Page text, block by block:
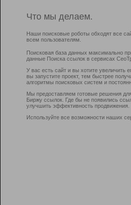
Что мы делаем.
Наши поисковые роботы обходят все
всем пользователям.
Поисковая база данных максимально
данные Поиска ссылок в сервисах
У вас есть сайт и вы хотите
вы запустите проект, тем быстрее
алгоритмы поисковых систем и
Мы предоставляем готовые решения
Биржу ссылок. Где бы не появились
улучшить эффективность продвижения.
Используйте все возможности наших